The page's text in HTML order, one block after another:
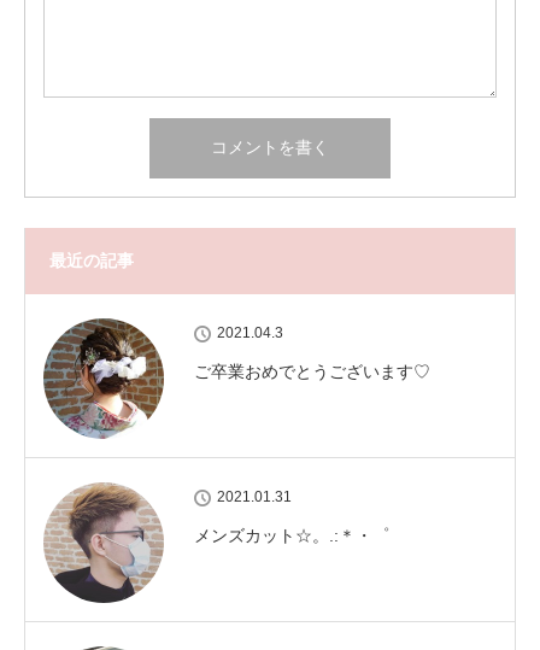
最近の記事
2021.04.3
ご卒業おめでとうございます♡
2021.01.31
メンズカット‪‪☆。.:＊・゜